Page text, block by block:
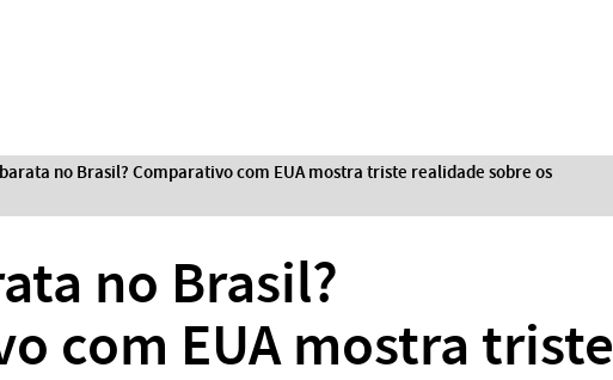
no Brasil? Comparativo com EUA mostra triste realidade sobre os
no Brasil?
com EUA mostra triste